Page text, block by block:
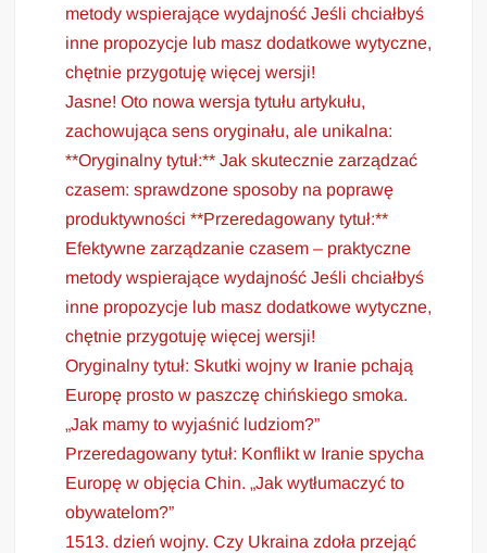
metody wspierające wydajność Jeśli chciałbyś
inne propozycje lub masz dodatkowe wytyczne,
chętnie przygotuję więcej wersji!
Jasne! Oto nowa wersja tytułu artykułu,
zachowująca sens oryginału, ale unikalna:
**Oryginalny tytuł:** Jak skutecznie zarządzać
czasem: sprawdzone sposoby na poprawę
produktywności **Przeredagowany tytuł:**
Efektywne zarządzanie czasem – praktyczne
metody wspierające wydajność Jeśli chciałbyś
inne propozycje lub masz dodatkowe wytyczne,
chętnie przygotuję więcej wersji!
Oryginalny tytuł: Skutki wojny w Iranie pchają
Europę prosto w paszczę chińskiego smoka.
„Jak mamy to wyjaśnić ludziom?”
Przeredagowany tytuł: Konflikt w Iranie spycha
Europę w objęcia Chin. „Jak wytłumaczyć to
obywatelom?”
1513. dzień wojny. Czy Ukraina zdoła przejąć